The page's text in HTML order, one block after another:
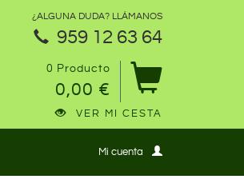
¿ALGUNA DUDA? LLÁMANOS
959 12 63 64
0 Producto
0,00 €
VER MI CESTA
Mi cuenta